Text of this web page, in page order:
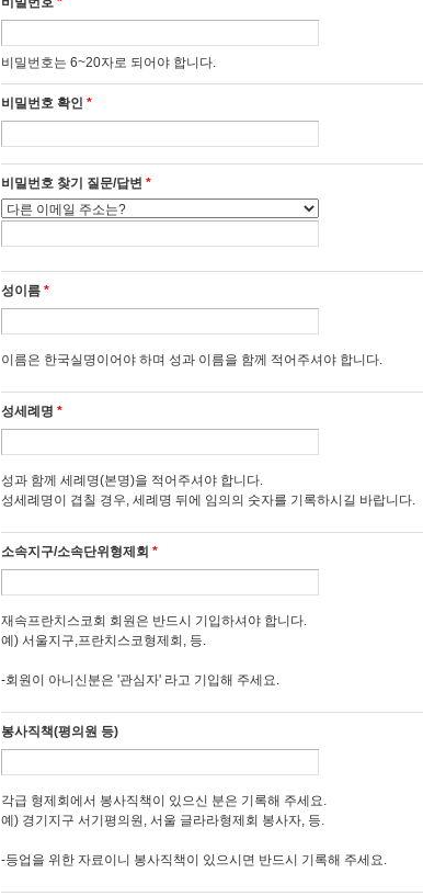
② "이용자" 란 국가형제회에 접속하여 본 약관에 따라 제공하는 서비스
사표시를 함으로써 회원가입을 신청합니다.
② 국가형제회는 1항과 같이 회원 가입을 신청한 이용자 중 아래에 해당
1. 가입신청자가 본 약관 제6조 제3항에 의거하여 이전에 회원자격을 상
2. 등록내용에 허위, 기재누락, 오기가 있는 경우
5. 기타 위법한 이용 신청임이 확인된 경우
기타 국가형제회가 필요하다고 인정되는 경우
7. 가톨릭 교회의 가르침과 신앙을 거스르는 내용을 홍보, 유포하는 경우
제6조 (회원 탈퇴 및 자격의 상실)
② 회원이 사망한 때는 회원자격을 상실합니다.
3. 본 약관에 위반한 경우
4. 기타 회원으로서의 자격을 지속시키는 것이 부적절하다고 판단되는 경
제7조 (회원에 대한 알림)
① 국가형제회가 회원에 대한 알림을 하는 경우, 회원이 국가형제회에 제
② 국가형제회는 불특정다수 회원에 대한 알림의 경우 공지사항 게시판
제8조 (서비스 이용요금)
① 국가형제회가 회원에게 제공하는 서비스 요금체계는 다음과 같습니다.
비밀번호는 6~20자로 되어야 합니다.
비밀번호 확인 *
비밀번호 찾기 질문/답변 *
성이름 *
이름은 한국실명이어야 하며 성과 이름을 함께 적어주셔야 합니다.
성세례명 *
성과 함께 세례명(본명)을 적어주셔야 합니다.
성세례명이 겹칠 경우, 세례명 뒤에 임의의 숫자를 기록하시길 바랍니다.
소속지구/소속단위형제회 *
재속프란치스코회 회원은 반드시 기입하셔야 합니다.
예) 서울지구,프란치스코형제회, 등.
-회원이 아니신분은 '관심자' 라고 기입해 주세요.
봉사직책(평의원 등)
각급 형제회에서 봉사직책이 있으신 분은 기록해 주세요.
예) 경기지구 서기평의원, 서울 글라라형제회 봉사자, 등.
-등업을 위한 자료이니 봉사직책이 있으시면 반드시 기록해 주세요.